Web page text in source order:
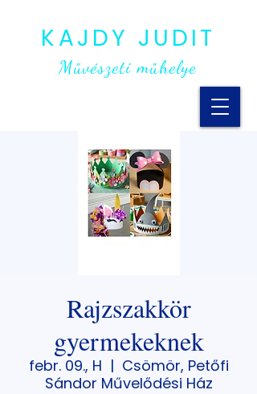
KAJDY JUDIT
Művészeti műhelye
Rajzszakkör
gyermekeknek
febr. 09., H
  |
Csömör, Petőfi
Sándor Művelődési Ház